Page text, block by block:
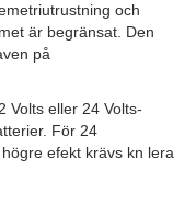
och
är begränsat. Den
på
Volts eller 24 Volts-
För 24
efekt krävs kn lera